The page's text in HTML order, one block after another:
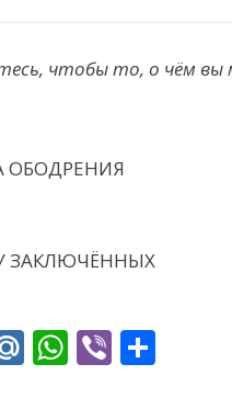
чтобы то, о чём вы
ОБОДРЕНИЯ
ЗАКЛЮЧЁННЫХ
M W Vi